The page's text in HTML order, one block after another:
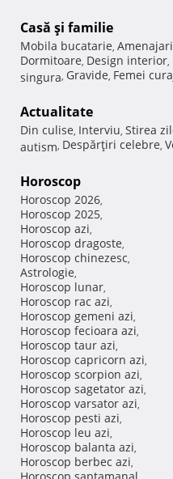
Casă şi familie
Mobila bucatarie,
Dormitoare, Design interior,
singura, Gravide, Femei
Actualitate
Din culise, Interviu, Stirea
autism, Despărţiri celebre,
Horoscop
Horoscop 2026,
Horoscop 2025,
Horoscop azi,
Horoscop dragoste,
Horoscop chinezesc,
Astrologie,
Horoscop lunar,
Horoscop rac azi,
Horoscop gemeni azi,
Horoscop fecioara azi,
Horoscop taur azi,
Horoscop capricorn azi,
Horoscop scorpion azi,
Horoscop sagetator azi,
Horoscop varsator azi,
Horoscop pesti azi,
Horoscop leu azi,
Horoscop balanta azi,
Horoscop berbec azi,